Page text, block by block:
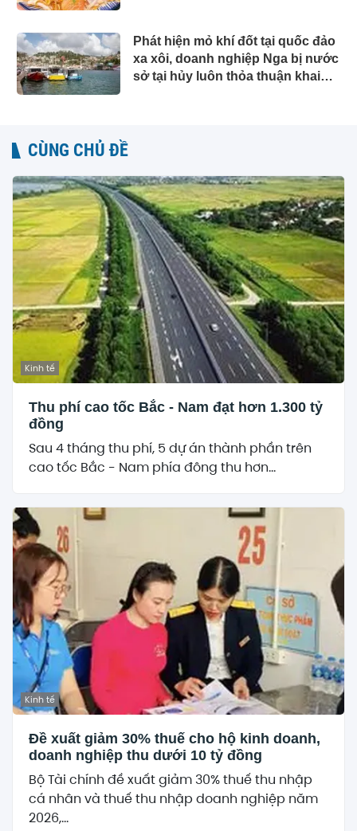
Phát hiện mỏ khí đốt tại quốc đảo
xa xôi, doanh nghiệp Nga bị nước
sở tại hủy luôn thỏa thuận khai
CÙNG CHỦ ĐỀ
Kinh tế
Thu phí cao tốc Bắc - Nam đạt hơn 1.300 tỷ
đồng
Sau 4 tháng thu phí, 5 dự án thành phần trên
cao tốc Bắc - Nam phía đông thu hơn...
Kinh tế
Đề xuất giảm 30% thuế cho hộ kinh doanh,
doanh nghiệp thu dưới 10 tỷ đồng
Bộ Tài chính đề xuất giảm 30% thuế thu nhập
cá nhân và thuế thu nhập doanh nghiệp năm
2026,...